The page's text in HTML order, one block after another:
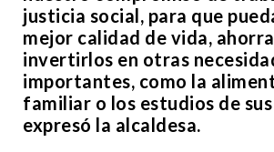
justicia social, para que
mejor calidad de vida,
invertirlos en otras
importantes, como la
familiar o los estudios de sus
expresó la alcaldesa.